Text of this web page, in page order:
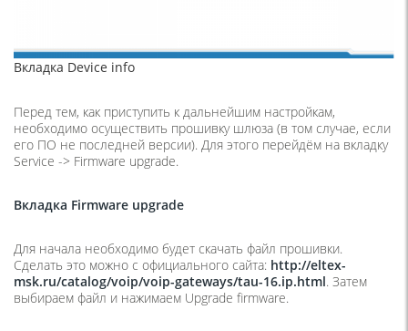
Вкладка Device info
Перед тем, как приступить к дальнейшим настройкам,
необходимо осуществить прошивку шлюза (в том случае, если
его ПО не последней версии). Для этого перейдём на вкладку
Service -> Firmware upgrade.
Вкладка Firmware upgrade
Для начала необходимо будет скачать файл прошивки.
Сделать это можно с официального сайта: http://eltex-
msk.ru/catalog/voip/voip-gateways/tau-16.ip.html. Затем
выбираем файл и нажимаем Upgrade firmware.